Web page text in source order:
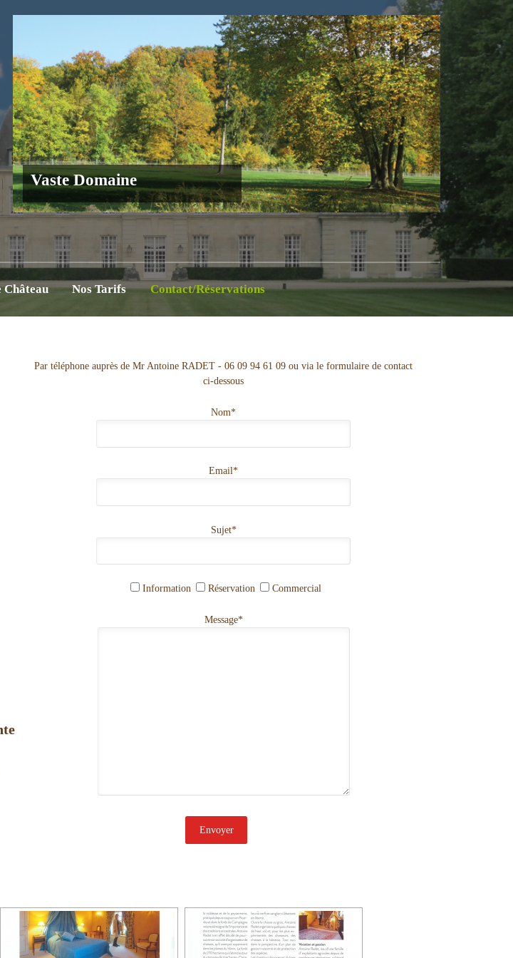
Vaste Domaine
Château Nos Tarifs Contact/Réservations
Par téléphone auprès de Mr Antoine RADET - 06 09 94 61 09 ou via le formulaire de contact
ci-dessous
Nom*
Email*
Sujet*
Information Réservation Commercial
Message*